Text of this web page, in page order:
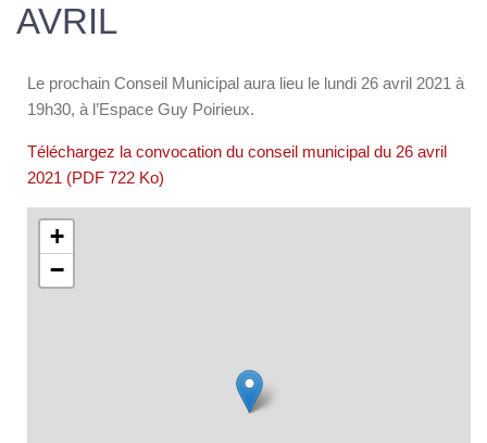
AVRIL
Le prochain Conseil Municipal aura lieu le lundi 26 avril 2021 à
19h30, à l’Espace Guy Poirieux.
Téléchargez la convocation du conseil municipal du 26 avril
2021 (PDF 722 Ko)
+
−